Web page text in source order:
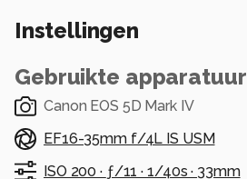
Instellingen
Gebruikte apparatuur
Canon EOS 5D Mark IV
EF16-35mm f/4L IS USM
ISO 200 · ƒ/11 · 1/40s · 33mm